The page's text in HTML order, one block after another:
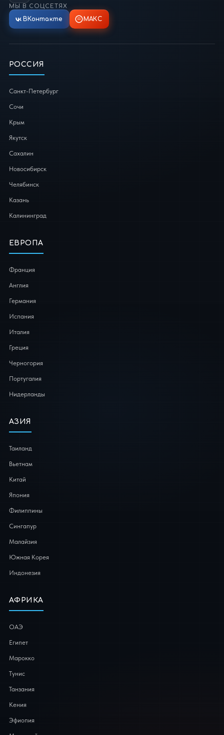
МЫ В СОЦСЕТЯХ
ВКонтакте МАКС
РОССИЯ
Санкт-Петербург
Сочи
Крым
Якутск
Сахалин
Новосибирск
Челябинск
Казань
Калининград
ЕВРОПА
Франция
Англия
Германия
Испания
Италия
Греция
Черногория
Португалия
Нидерланды
АЗИЯ
Таиланд
Вьетнам
Китай
Япония
Филиппины
Сингапур
Малайзия
Южная Корея
Индонезия
АФРИКА
ОАЭ
Египет
Марокко
Тунис
Танзания
Кения
Эфиопия